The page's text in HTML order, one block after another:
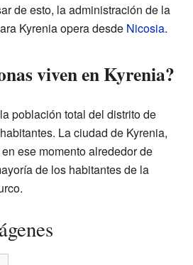
de esto, la administración de la
Kyrenia opera desde Nicosia.
viven en Kyrenia?
población total del distrito de
La ciudad de Kyrenia,
ese momento alrededor de
de los habitantes de la